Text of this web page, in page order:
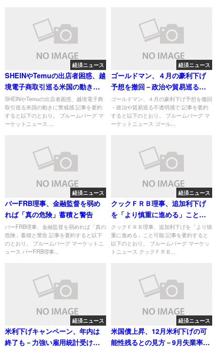
経済ニュース
SHEINやTemuの出店者困惑、越
境電子商取引巡る米国の動きに
警戒感
SHEINやTemuの出店者困惑、越境電子商
取引巡る米国の動きに警戒感 記事を要約
すると以下のとおり。 ブルームバーグ マ
ーケットニュース ...
経済ニュース
ゴールドマン、４月の豪利下げ
予想を撤回－政治や貿易巡る不
透明感で
ゴールドマン、４月の豪利下げ予想を撤回
－政治や貿易巡る不透明感で 記事を要約
すると以下のとおり。 ブルームバーグ マ
ーケットニュース ゴール...
経済ニュース
バーFRB理事、金融監督を弱め
れば「真の危険」蓄積と警告
バーFRB理事、金融監督を弱めれば「真の
危険」蓄積と警告 記事を要約すると以下
のとおり。 ブルームバーグ マーケットニ
ュース バーFRB理事...
経済ニュース
クックＦＲＢ理事、追加利下げ
を「より慎重に進める」こと可
能
クックＦＲＢ理事、追加利下げを「より慎
重に進める」こと可能 記事を要約すると
以下のとおり。 ブルームバーグ マーケッ
トニュース クックＦＲＢ...
経済ニュース
米利下げキャンペーン、年内は
終了も－力強い雇用統計受けヤ
経済ニュース
米国債上昇、12月米利下げの可
能性残るとの見方－9月失業率が